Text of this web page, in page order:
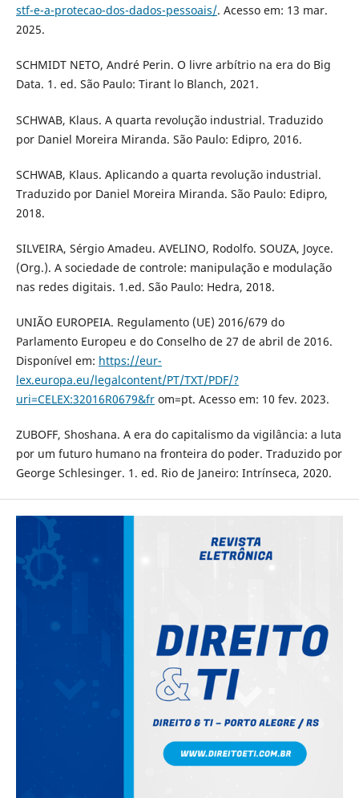
stf-e-a-protecao-dos-dados-pessoais/. Acesso em: 13 mar.
2025.
SCHMIDT NETO, André Perin. O livre arbítrio na era do Big
Data. 1. ed. São Paulo: Tirant lo Blanch, 2021.
SCHWAB, Klaus. A quarta revolução industrial. Traduzido
por Daniel Moreira Miranda. São Paulo: Edipro, 2016.
SCHWAB, Klaus. Aplicando a quarta revolução industrial.
Traduzido por Daniel Moreira Miranda. São Paulo: Edipro,
2018.
SILVEIRA, Sérgio Amadeu. AVELINO, Rodolfo. SOUZA, Joyce.
(Org.). A sociedade de controle: manipulação e modulação
nas redes digitais. 1.ed. São Paulo: Hedra, 2018.
UNIÃO EUROPEIA. Regulamento (UE) 2016/679 do
Parlamento Europeu e do Conselho de 27 de abril de 2016.
Disponível em: https://eur-
lex.europa.eu/legalcontent/PT/TXT/PDF/?
uri=CELEX:32016R0679&from=pt. Acesso em: 10 fev. 2023.
ZUBOFF, Shoshana. A era do capitalismo da vigilância: a luta
por um futuro humano na fronteira do poder. Traduzido por
George Schlesinger. 1. ed. Rio de Janeiro: Intrínseca, 2020.